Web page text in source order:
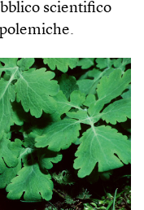
scientifico